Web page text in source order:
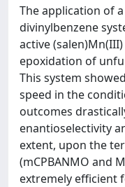
The application of
divinylbenzene
active
epoxidation of
This system
speed in the
outcomes
enantioselectivity
extent, upon the
(mCPBANMO and
extremely efficient